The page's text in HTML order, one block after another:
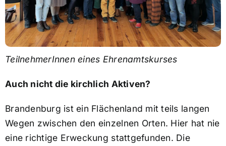
TeilnehmerInnen eines Ehrenamtskurses
Auch nicht die kirchlich Aktiven?
Brandenburg ist ein Flächenland mit teils langen
Wegen zwischen den einzelnen Orten. Hier hat nie
eine richtige Erweckung stattgefunden. Die